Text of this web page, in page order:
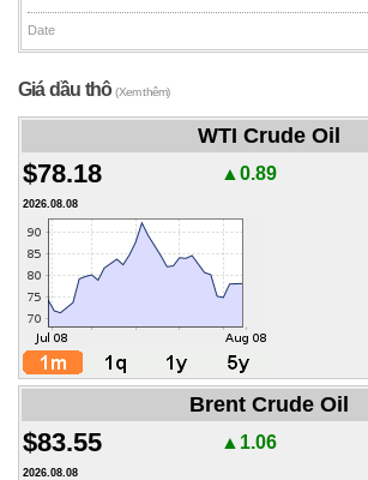
Date
Giá dầu thô(Xem thêm)
WTI Crude Oil
$78.18 ▲0.89
2026.08.08
Brent Crude Oil
$83.55 ▲1.06
2026.08.08